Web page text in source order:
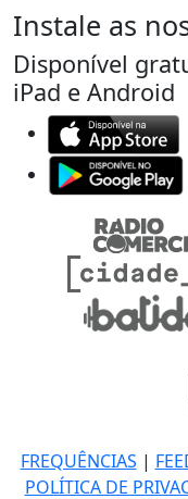
Instale as
Disponível
iPad e Android
FREQUÊNCIAS |
POLÍTICA DE